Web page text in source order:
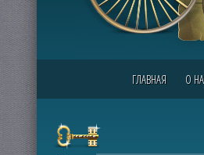
ГЛАВНАЯ О